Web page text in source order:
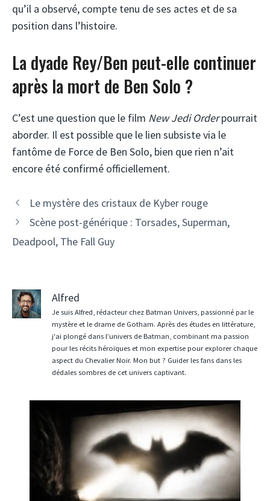
qu’il a observé, compte tenu de ses actes et de sa
position dans l’histoire.
La dyade Rey/Ben peut-elle continuer
après la mort de Ben Solo ?
C’est une question que le film New Jedi Orderpourrait
aborder. Il est possible que le lien subsiste via le
fantôme de Force de Ben Solo, bien que rien n’ait
encore été confirmé officiellement.
Le mystère des cristaux de Kyber rouge
Scène post-générique : Torsades, Superman,
Deadpool, The Fall Guy
Alfred
Je suis Alfred, rédacteur chez Batman Univers, passionné par le
mystère et le drame de Gotham. Après des études en littérature,
j'ai plongé dans l’univers de Batman, combinant ma passion
pour les récits héroïques et mon expertise pour explorer chaque
aspect du Chevalier Noir. Mon but ? Guider les fans dans les
dédales sombres de cet univers captivant.